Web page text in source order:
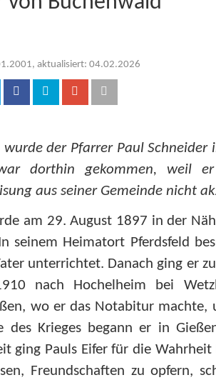
aktualisiert: 04.02.2026
wurde der Pfarrer Paul
dorthin gekommen, weil
aus seiner Gemeinde nicht
am 29. August 1897 in der
seinem Heimatort Pferdsfeld
unterrichtet. Danach ging er
nach Hochelheim bei
wo er das Notabitur machte,
des Krieges begann er in
ging Pauls Eifer für die
Freundschaften zu opfern,